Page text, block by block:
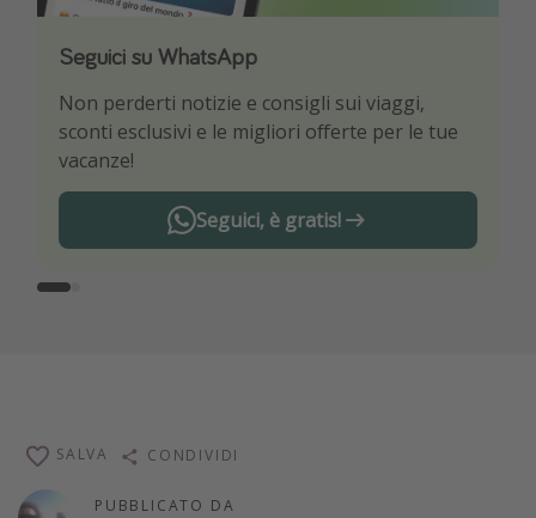
Seguici su WhatsApp
Non perderti notizie e consigli sui viaggi,
sconti esclusivi e le migliori offerte per le tue
vacanze!
Seguici, è gratis!
Scarica la nostra App
Sii il primo a conoscere le migliori offerte di
viaggio
PUBBLICATO DA
SALVA CONDIVIDI